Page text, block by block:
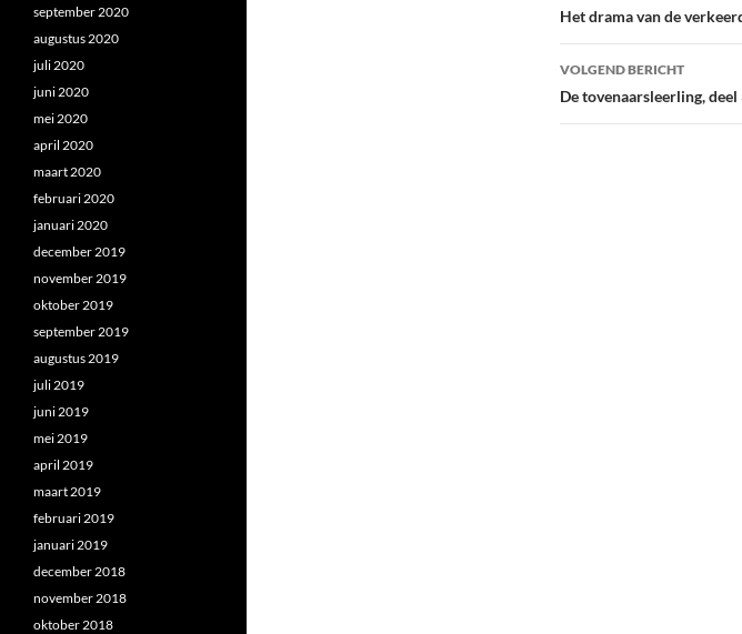
navigatie
Het drama van de
VOLGEND BERICHT
De tovenaarsleerling, deel
september 2020
augustus 2020
juli 2020
juni 2020
mei 2020
april 2020
maart 2020
februari 2020
januari 2020
december 2019
november 2019
oktober 2019
september 2019
augustus 2019
juli 2019
juni 2019
mei 2019
april 2019
maart 2019
februari 2019
januari 2019
december 2018
november 2018
oktober 2018